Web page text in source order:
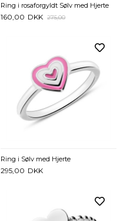
Ring i rosaforgyldt Sølv med Hjerte
160,00 DKK 275,00
Ring i Sølv med Hjerte
295,00 DKK